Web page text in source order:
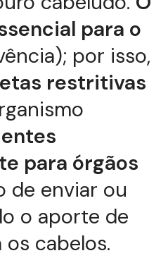
para o
por isso,
restritivas
para órgãos
de enviar ou
o aporte de
cabelos.